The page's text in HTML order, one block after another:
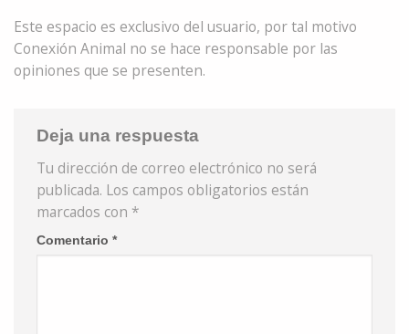
Este espacio es exclusivo del usuario, por tal motivo
Conexión Animal no se hace responsable por las
opiniones que se presenten.
Deja una respuesta
Tu dirección de correo electrónico no será
publicada. Los campos obligatorios están
marcados con *
Comentario *